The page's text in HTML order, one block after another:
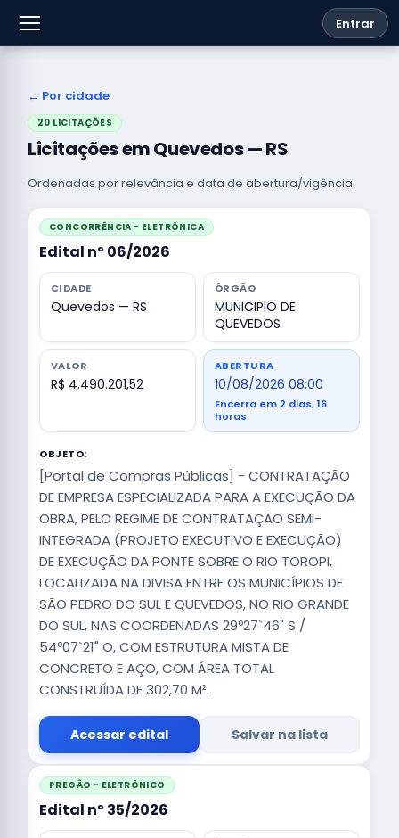
Entrar
← Por cidade
20 LICITAÇÕES
Licitações em Quevedos — RS
Ordenadas por relevância e data de abertura/vigência.
CONCORRÊNCIA - ELETRÔNICA
Edital nº 06/2026
CIDADE
Quevedos — RS
ÓRGÃO
MUNICIPIO DE
QUEVEDOS
VALOR
R$ 4.490.201,52
ABERTURA
10/08/2026 08:00
Encerra em 2 dias, 16
horas
OBJETO:
[Portal de Compras Públicas] - CONTRATAÇÃO
DE EMPRESA ESPECIALIZADA PARA A EXECUÇÃO DA
OBRA, PELO REGIME DE CONTRATAÇÃO SEMI-
INTEGRADA (PROJETO EXECUTIVO E EXECUÇÃO)
DE EXECUÇÃO DA PONTE SOBRE O RIO TOROPI,
LOCALIZADA NA DIVISA ENTRE OS MUNICÍPIOS DE
SÃO PEDRO DO SUL E QUEVEDOS, NO RIO GRANDE
DO SUL, NAS COORDENADAS 29º27`46" S /
54º07`21" O, COM ESTRUTURA MISTA DE
CONCRETO E AÇO, COM ÁREA TOTAL
CONSTRUÍDA DE 302,70 M².
Acessar edital Salvar na lista
PREGÃO - ELETRÔNICO
Edital nº 35/2026